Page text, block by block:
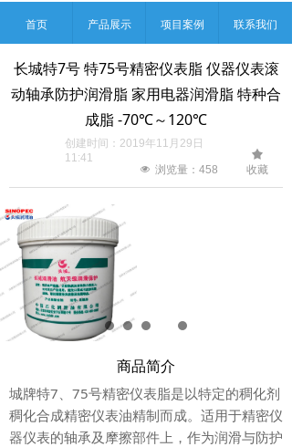
首页 产品展示 项目案例 联系我们
长城特7号 特75号精密仪表脂 仪器仪表滚
动轴承防护润滑脂 家用电器润滑脂 特种合
成脂 -70℃～120℃
商品简介
创建时间： 2019年11月29日
11:41
城牌特7、75号精密仪表脂是以特定的稠化剂
稠化合成精密仪表油精制而成。适用于精密仪
器仪表的轴承及摩擦部件上，作为润滑与防护
넶 浏览量： 458
끄
收藏